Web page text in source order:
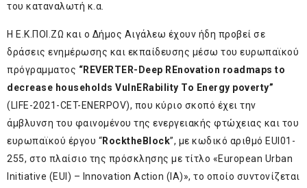
του καταναλωτή κ.α.
Η Ε.Κ.ΠΟΙ.ΖΩ και ο Δήμος Αιγάλεω έχουν ήδη προβεί σε
δράσεις ενημέρωσης και εκπαίδευσης μέσω του ευρωπαϊκού
πρόγραμματος “REVERTER-Deep REnovation roadmaps to
decrease households VulnERability To Energy poverty”
(LIFE-2021-CET-ENERPOV), που κύριο σκοπό έχει την
άμβλυνση του φαινομένου της ενεργειακής φτώχειας και του
ευρωπαϊκού έργου “Rockthe Block”, με κωδικό αριθμό EUI01-
255, στο πλαίσιο της πρόσκλησης με τίτλο «European Urban
Initiative (EUI) – Innovation Action (IA)», το οποίο συντονίζεται